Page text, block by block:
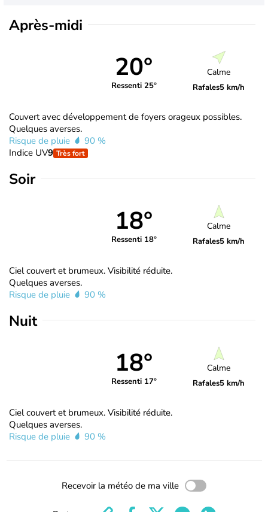
Après-midi
20°
Ressenti 25°
Calme
Rafales5 km/h
Couvert avec développement de foyers orageux possibles.
Quelques averses.
Risque de pluie
90 %
Indice UV9 Très fort
Soir
18°
Ressenti 18°
Calme
Rafales5 km/h
Ciel couvert et brumeux. Visibilité réduite.
Quelques averses.
Risque de pluie
90 %
Nuit
18°
Ressenti 17°
Calme
Rafales5 km/h
Ciel couvert et brumeux. Visibilité réduite.
Quelques averses.
Risque de pluie
90 %
Recevoir la météo de ma ville